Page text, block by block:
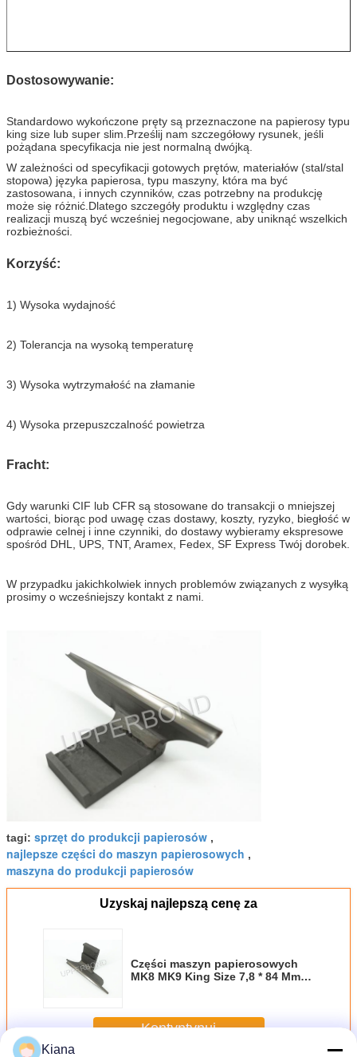
Dostosowywanie:
Standardowo wykończone pręty są przeznaczone na papierosy typu
king size lub super slim.Prześlij nam szczegółowy rysunek, jeśli
pożądana specyfikacja nie jest normalną dwójką.
W zależności od specyfikacji gotowych prętów, materiałów (stal/stal
stopowa) języka papierosa, typu maszyny, która ma być
zastosowana, i innych czynników, czas potrzebny na produkcję
może się różnić.Dlatego szczegóły produktu i względny czas
realizacji muszą być wcześniej negocjowane, aby uniknąć wszelkich
rozbieżności.
Korzyść:
1) Wysoka wydajność
2) Tolerancja na wysoką temperaturę
3) Wysoka wytrzymałość na złamanie
4) Wysoka przepuszczalność powietrza
Fracht:
Gdy warunki CIF lub CFR są stosowane do transakcji o mniejszej
wartości, biorąc pod uwagę czas dostawy, koszty, ryzyko, biegłość w
odprawie celnej i inne czynniki, do dostawy wybieramy ekspresowe
spośród DHL, UPS, TNT, Aramex, Fedex, SF Express Twój dorobek.
W przypadku jakichkolwiek innych problemów związanych z wysyłką
prosimy o wcześniejszy kontakt z nami.
tagi: sprzęt do produkcji papierosów ,
najlepsze części do maszyn papierosowych ,
maszyna do produkcji papierosów
Uzyskaj najlepszą cenę za
Części maszyn papierosowych
MK8 MK9 King Size 7,8 * 84 Mm
Kontyntynuj
Kiana